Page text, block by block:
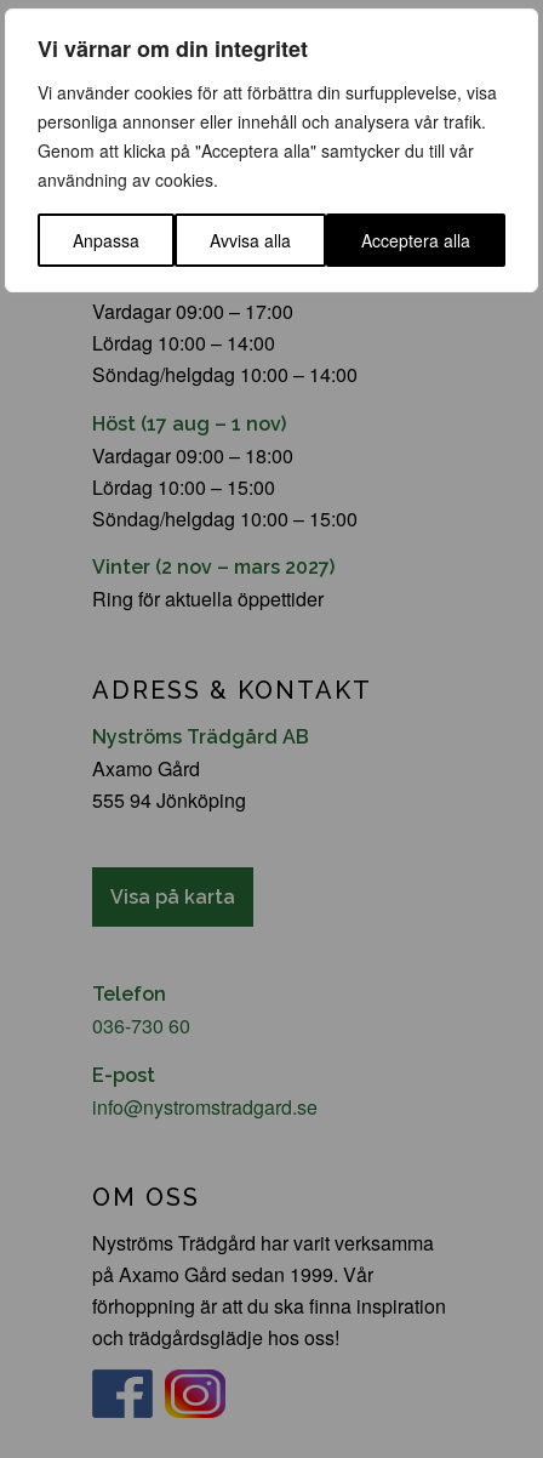
Vi värnar om din integritet
Vi använder cookies för att förbättra din surfupplevelse, visa
personliga annonser eller innehåll och analysera vår trafik.
Genom att klicka på "Acceptera alla" samtycker du till vår
användning av cookies.
Anpassa Avvisa alla Acceptera alla
ÖPPETTIDER
Vår (23 mars – 28 juni)
Vardagar 09:00 – 19:00
Lördag 10:00 – 16:00
Söndag/helgdag 10:00 – 16:00
Vardagar 09:00 – 17:00
Lördag 10:00 – 14:00
Söndag/helgdag 10:00 – 14:00
Höst (17 aug – 1 nov)
Vardagar 09:00 – 18:00
Lördag 10:00 – 15:00
Söndag/helgdag 10:00 – 15:00
Vinter (2 nov – mars 2027)
Ring för aktuella öppettider
ADRESS & KONTAKT
Nyströms Trädgård AB
Axamo Gård
555 94 Jönköping
Visa på karta
Telefon
036-730 60
E-post
info@nystromstradgard.se
OM OSS
Nyströms Trädgård har varit verksamma
på Axamo Gård sedan 1999. Vår
förhoppning är att du ska finna inspiration
och trädgårdsglädje hos oss!